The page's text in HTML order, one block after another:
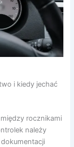
i kiedy jechać
rocznikami
należy